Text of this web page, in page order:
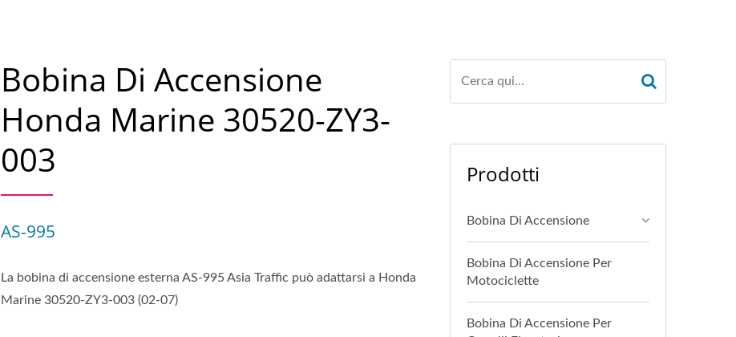
Bobina Di Accensione
Honda Marine 30520-ZY3-
003
AS-995
La bobina di accensione esterna AS-995 Asia Traffic può adattarsi a Honda
Marine 30520-ZY3-003 (02-07)
Prodotti
Bobina Di Accensione
Bobina Di Accensione Per
Motociclette
Bobina Di Accensione Per